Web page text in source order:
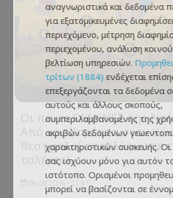
Οι πέντε ΕΛΛΗΝΕΣ της
Από τον Καρέτσα στον
Βεστφαλοί επενδύουν σε
ταλέντα!
αναγνωριστικά και δεδομένα
για εξατομικευμένες
περιεχόμενο, μέτρηση
περιεχομένου, ανάλυση κοινού
βελτίωση υπηρεσιών.
τρίτων (1884) ενδέχεται
επεξεργάζονται τα δεδομένα
αυτούς και άλλους σκοπούς,
συμπεριλαμβανομένης της
ακριβών δεδομένων
χαρακτηριστικών συσκευής. Οι
σας ισχύουν μόνο για αυτόν
ιστότοπο. Ορισμένοι
μπορεί να βασίζονται σε